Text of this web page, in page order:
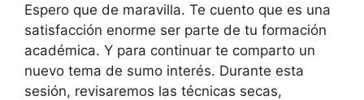
Espero que de maravilla. Te cuento que es una
satisfacción enorme ser parte de tu formación
académica. Y para continuar te comparto un
nuevo tema de sumo interés. Durante esta
sesión, revisaremos las técnicas secas,